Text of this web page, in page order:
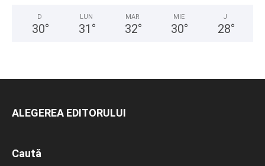
D
30°
LUN
31 °
MAR
32°
MIE
30°
J
28°
ALEGEREA EDITORULUI
Caută